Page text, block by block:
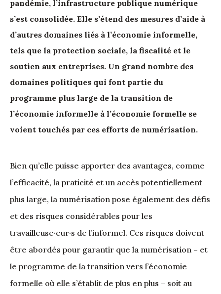
pandémie, l’infrastructure publique numérique
s’est consolidée. Elle s’étend des mesures d’aide à
d’autres domaines liés à l’économie informelle,
tels que la protection sociale, la fiscalité et le
soutien aux entreprises. Un grand nombre des
domaines politiques qui font partie du
programme plus large de la transition de
l’économie informelle à l’économie formelle se
voient touchés par ces efforts de numérisation.
Bien qu’elle puisse apporter des avantages, comme
l’efficacité, la praticité et un accès potentiellement
plus large, la numérisation pose également des défis
et des risques considérables pour les
travailleuse·eur·s de l’informel. Ces risques doivent
être abordés pour garantir que la numérisation – et
le programme de la transition vers l’économie
formelle où elle s’établit de plus en plus – soit au